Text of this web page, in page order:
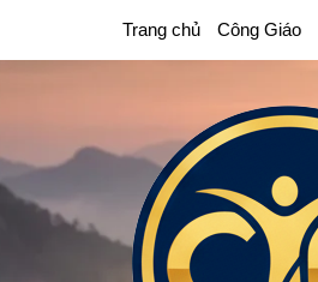
Trang chủ Công Giáo